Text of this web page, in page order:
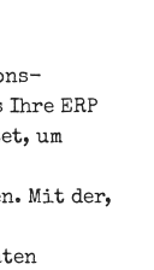
Ihre ERP
um
Mit der,